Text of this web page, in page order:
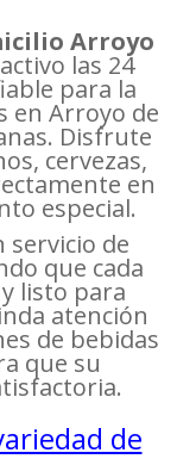
Arroyo
las 24
para la
en Arroyo de
Disfrute
cervezas,
en
especial.
servicio de
que cada
listo para
atención
de bebidas
que su
de